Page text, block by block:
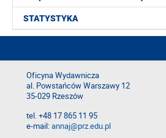
STATYSTYKA
Oficyna Wydawnicza
al. Powstańców Warszawy 12
35-029 Rzeszów
tel. +48 17 865 11 95
e-mail:annaj@prz.edu.pl